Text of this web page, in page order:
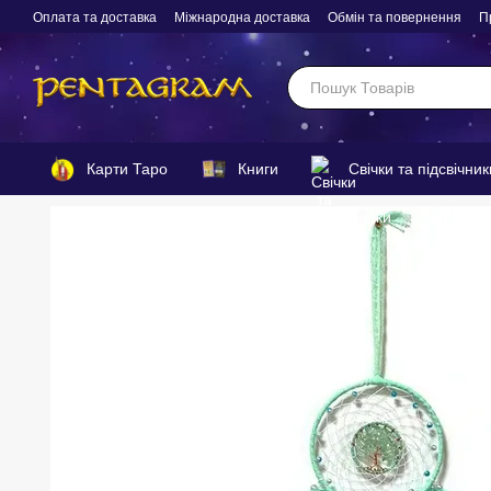
Перейти до основного контенту
Оплата та доставка Міжнародна доставка Обмін та повернення
Карти Таро Книги Свічки та